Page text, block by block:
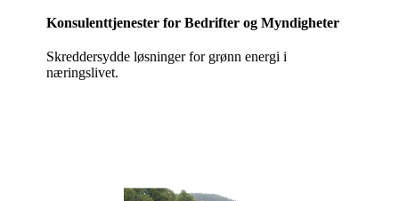
Konsulenttjenester for Bedrifter og Myndigheter
Skreddersydde løsninger for grønn energi i
næringslivet.